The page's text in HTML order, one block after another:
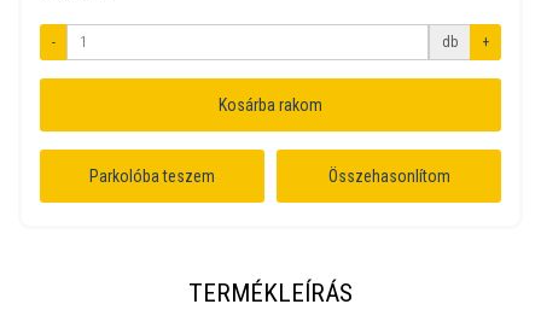
- db +
Kosárba rakom
Parkolóba teszem Összehasonlítom
TERMÉKLEÍRÁS